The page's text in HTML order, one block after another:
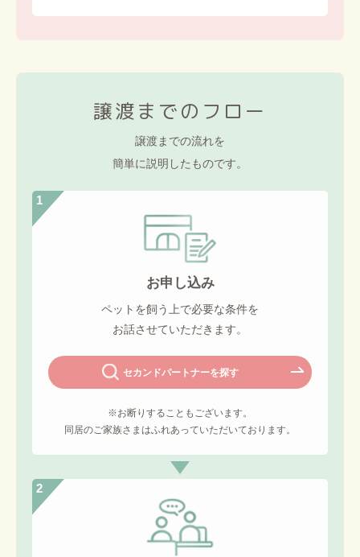
譲渡までのフロー
譲渡までの流れを
簡単に説明したものです。
1
お申し込み
ペットを飼う上で必要な条件を
お話させていただきます。
セカンドパートナーを探す
※お断りすることもございます。
同居のご家族さまはふれあっていただいております。
2